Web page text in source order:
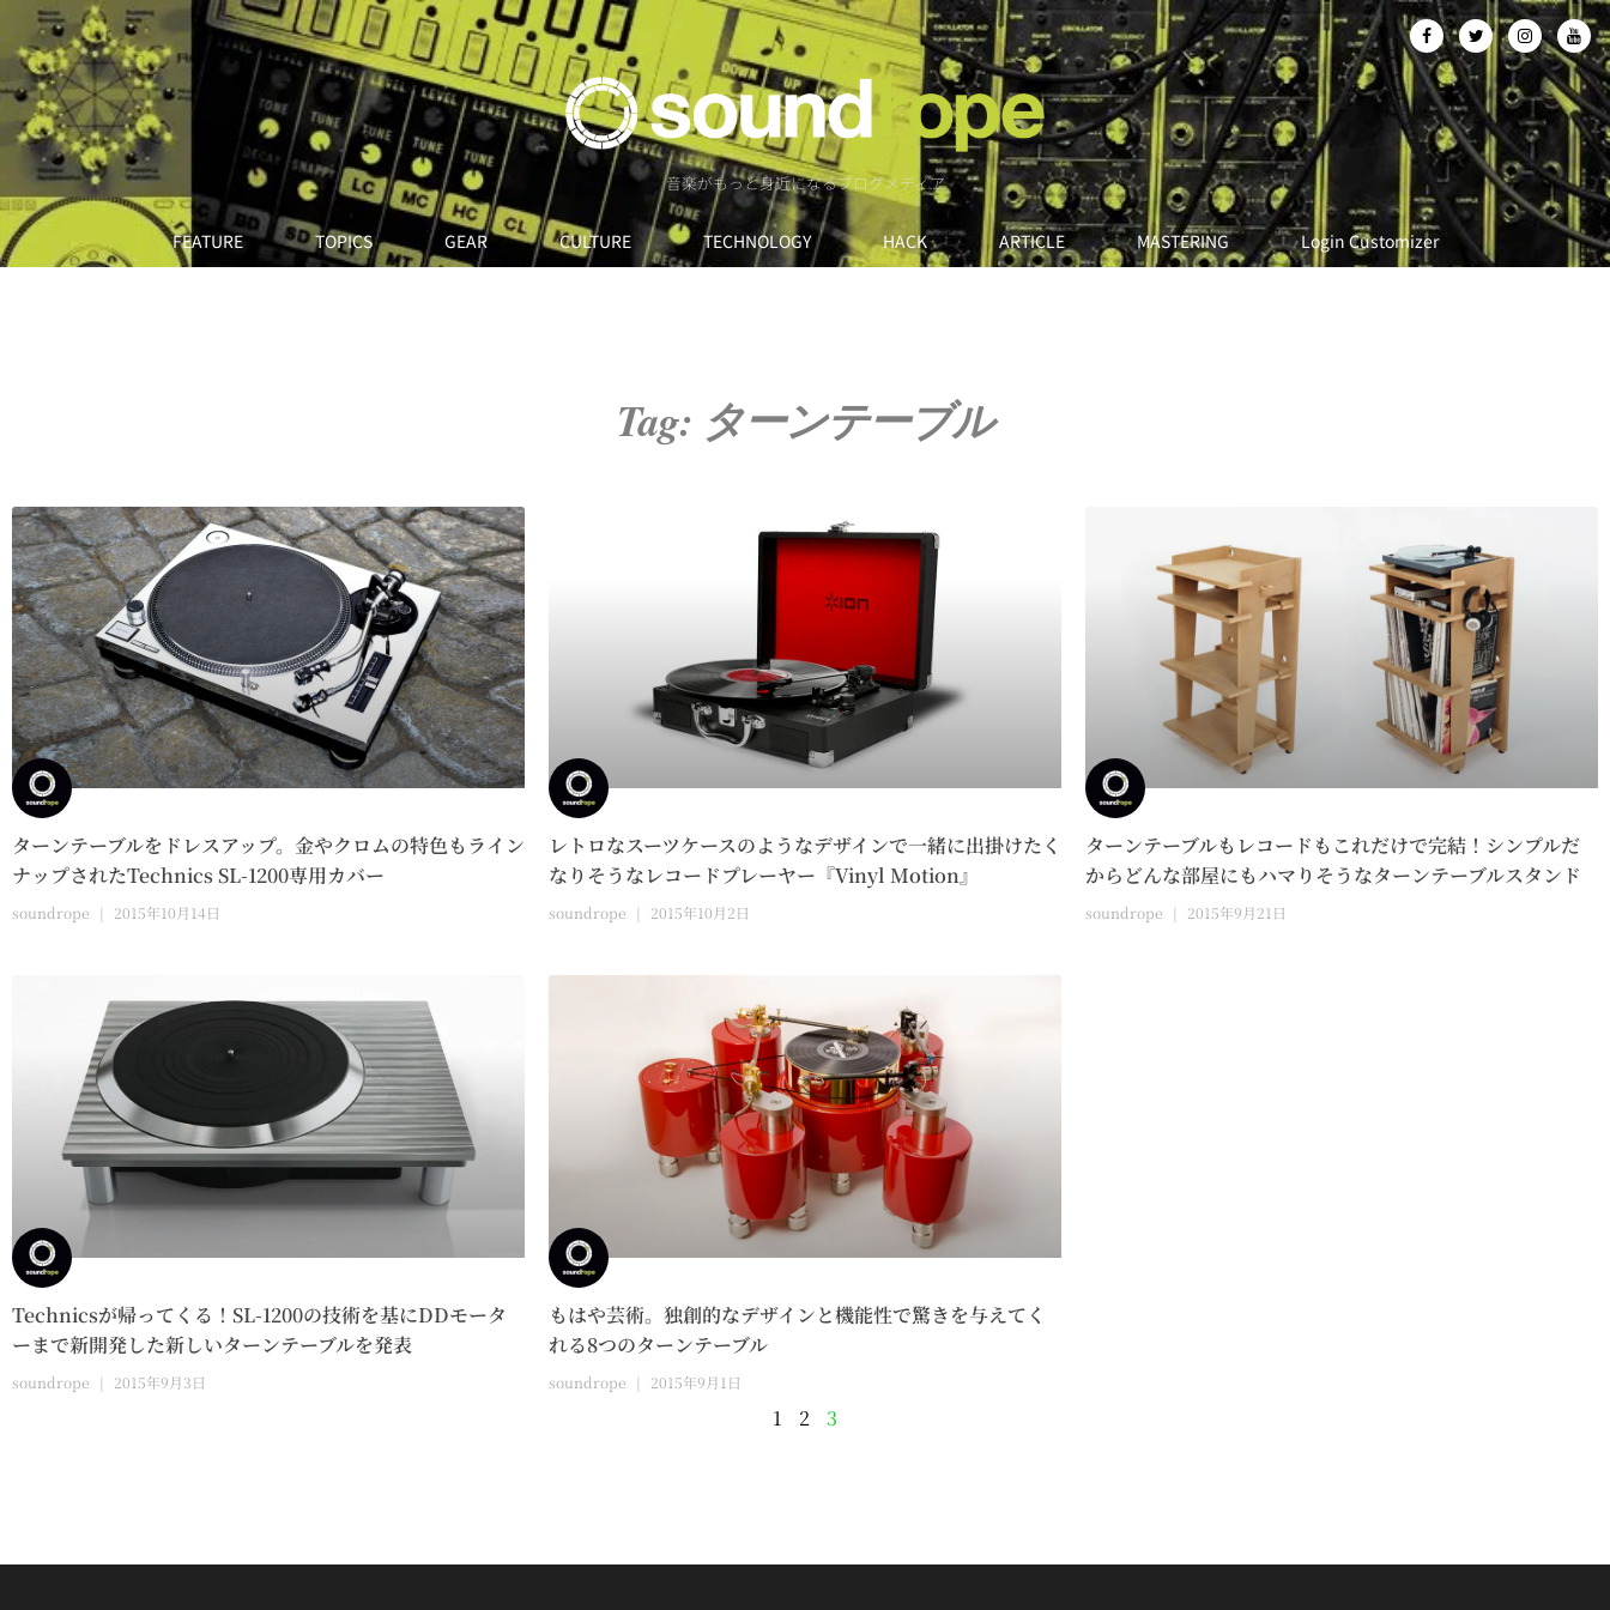
音楽がもっと身近になるブログメディア
FEATURE TOPICS GEAR CULTURE TECHNOLOGY HACK ARTICLE MASTERING Login Customizer
Tag: ターンテーブル
ターンテーブルをドレスアップ。金やクロムの特色もライン
ナップされたTechnics SL-1200専用カバー
soundrope 2015年10月14日
レトロなスーツケースのようなデザインで一緒に出掛けたく
なりそうなレコードプレーヤー『Vinyl Motion』
soundrope 2015年10月2日
ターンテーブルもレコードもこれだけで完結！シンプルだ
からどんな部屋にもハマりそうなターンテーブルスタンド
soundrope 2015年9月21日
Technicsが帰ってくる！SL-1200の技術を基にDDモータ
ーまで新開発した新しいターンテーブルを発表
soundrope 2015年9月3日
もはや芸術。独創的なデザインと機能性で驚きを与えてく
れる8つのターンテーブル
soundrope 2015年9月1日
1 2 3